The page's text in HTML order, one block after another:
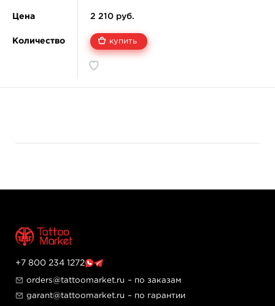
Цена
Количество
2 210 руб.
купить
+7 800 234 1272
orders@tattoomarket.ru – по заказам
garant@tattoomarket.ru – по гарантии